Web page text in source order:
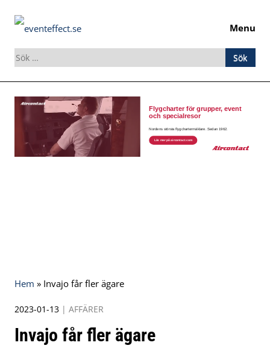
Menu
Sök
efter:
Skip
content
Hem » Invajo får fler ägare
2023-01-13 | AFFÄRER
Invajo får fler ägare